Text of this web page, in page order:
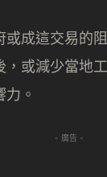
或成這交易的
，或減少當地
。
- 廣告 -